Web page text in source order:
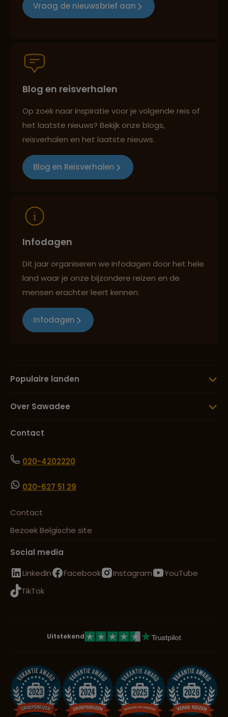
Persoonlijk en deskundig reisadvies
Reizen met oog voor mens, cultuur en milieu
Vraag de nieuwsbrief aan
Blog en reisverhalen
Op zoek naar inspiratie voor je volgende reis of
het laatste nieuws? Bekijk onze blogs,
reisverhalen en het laatste nieuws.
Blog en Reisverhalen
Infodagen
Dit jaar organiseren we infodagen door het hele
land waar je onze bijzondere reizen en de
mensen erachter leert kennen.
Infodagen
Populaire landen
Over Sawadee
Contact
020-4202220
020-627 51 29
Contact
Bezoek Belgische site
Social media
LinkedIn
Facebook Instagram
YouTube
TikTok
Uitstekend